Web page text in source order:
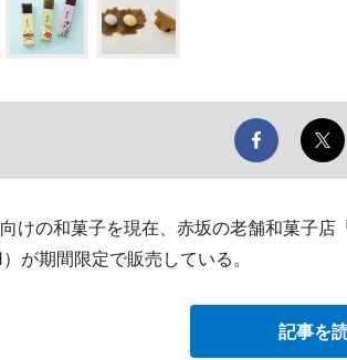
けの和菓子を現在、赤坂の老舗和菓子
が期間限定で販売している。
記事を